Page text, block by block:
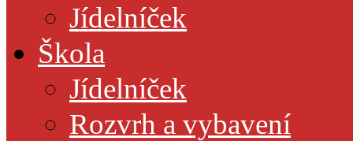
Jídelníček
Škola
Jídelníček
Rozvrh a vybavení